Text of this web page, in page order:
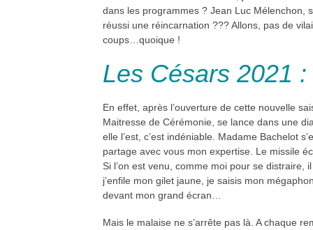
dans les programmes ? Jean Luc Mélenchon,
réussi une réincarnation ??? Allons, pas de
coups…quoique !
Les Césars 2021
En effet, après l’ouverture de cette nouvelle
Maitresse de Cérémonie, se lance dans une
elle l’est, c’est indéniable. Madame Bachelot
partage avec vous mon expertise. Le missile
Si l’on est venu, comme moi pour se
j’enfile mon gilet jaune, je saisis mon
devant mon grand écran…
Mais le malaise ne s’arrête pas là. A chaque